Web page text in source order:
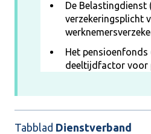
De Belastingdienst
verzekeringsplicht
Het
deeltijdfactor voor
Tabblad Dienstverband